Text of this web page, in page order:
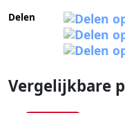
Delen
Vergelijkbare